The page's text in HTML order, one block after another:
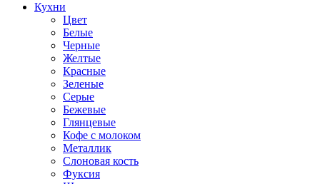
Кухни
Цвет
Белые
Черные
Желтые
Красные
Зеленые
Серые
Бежевые
Глянцевые
Кофе с молоком
Металлик
Слоновая кость
Фуксия